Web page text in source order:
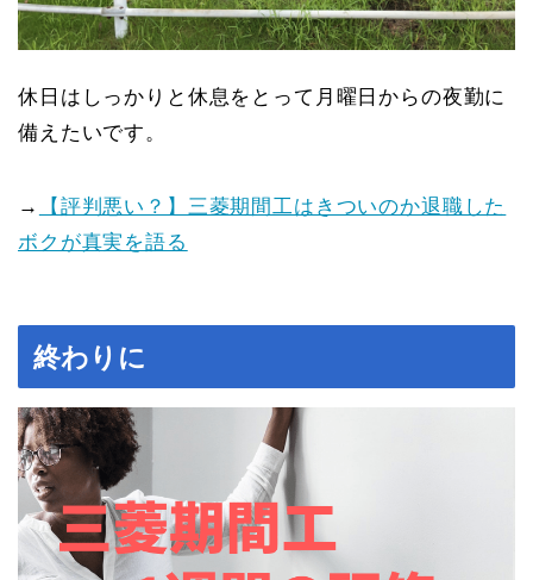
休日はしっかりと休息をとって月曜日からの夜勤に
備えたいです。
→
【評判悪い？】三菱期間工はきついのか退職した
ボクが真実を語る
終わりに